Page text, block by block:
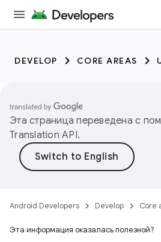
DEVELOP CORE AREAS
Эта страница переведена с
Translation API.
Android Developers Develop Core
Эта информация оказалась полезной?